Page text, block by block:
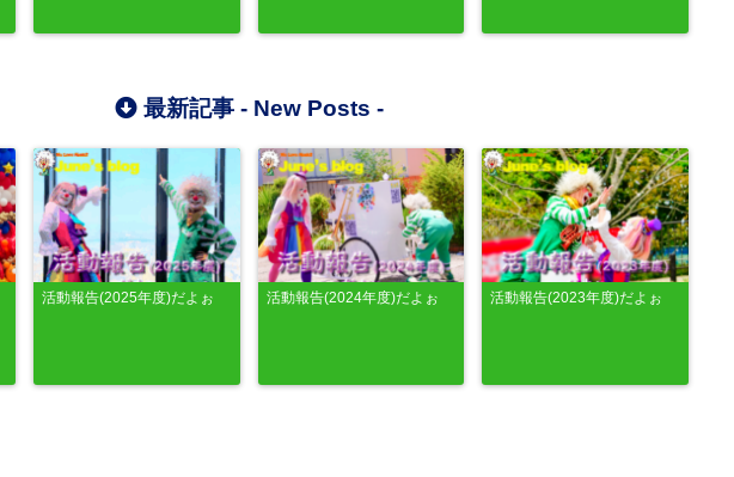
最新記事 - New Posts -
活動報告(2025年度)だよぉ 活動報告(2024年度)だよぉ 活動報告(2023年度)だよぉ